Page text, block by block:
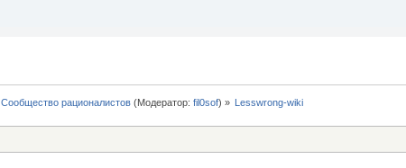
Сообщество рационалистов (Модератор:fil0sof) » Lesswrong-wiki